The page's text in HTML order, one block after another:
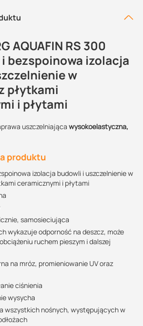
AQUAFIN RS 300
bezspoinowa izolacja
w
płytkami
i płytami
uszczelniająca wysokoelastyczna,
produktu
izolacja budowli i uszczelnienie w
ceramicznymi i płytami
samosieciująca
wykazuje odporność na deszcz, może
ruchem pieszym i dalszej
na mróz, promieniowanie UV oraz
ciśnienia
wysycha
wszystkich nośnych, występujących w